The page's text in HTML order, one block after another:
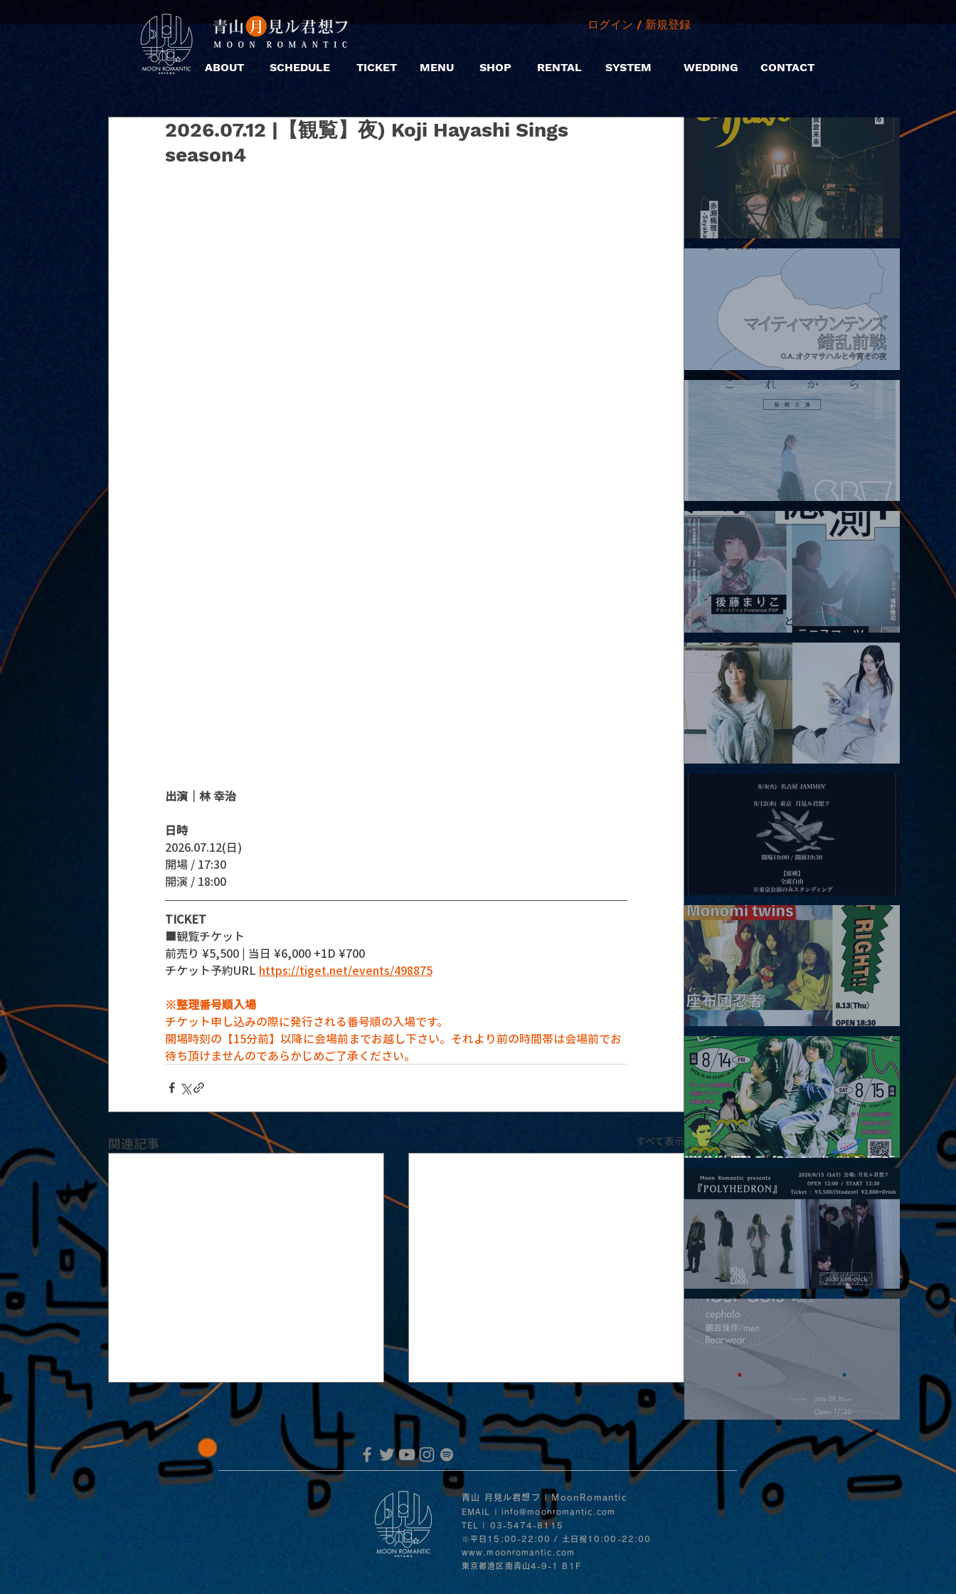
ABOUT SCHEDULE TICKET MENU SHOP
ログイン / 新規登録
RENTAL SYSTEM WEDDING CONTACT
2026.07.12 |【観覧】夜) Koji Hayashi Sings
season4
出演｜林 幸治
日時
2026.07.12(日)
開場 / 17:30
開演 / 18:00
TICKET
■観覧チケット
前売り ¥5,500 | 当日 ¥6,000 +1D ¥700
チケット予約URL https://tiget.net/events/498875
※整理番号順入場
チケット申し込みの際に発行される番号順の入場です。
開場時刻の【15分前】以降に会場前までお越し下さい。それより前の時間帯は会場前でお
待ち頂けませんのであらかじめご了承ください。
関連記事 すべて表示
MoonRomantic Channel1周年記念Live
2026.08.06 |【観覧】hamachiまつり2026２days-月見ル君想フ編
2026.08.07 |【観覧】マイティマウンテンズpresents. “HALL-IN-
2026.08.08 |【観覧】Oaiko pre.「これから」延期公演 Blurred
City Lights × 17歳とベルリンの壁
2026.08.10 |【観覧】「巷のmyストーリー/風の憶測1～後藤まりこ
アコースティックviolence POPとテニスコーツ」
2026.08.12 |【観覧】田澤孝介 ソロワンマン 「Ballad Box 2026」
2026.08.13 |【観覧】JUST RIGHT!! vol.26
2026.08.15 |【観覧】夜）『巷のmyストーリー/センター"訳"フラ
2026.08.15 |【観覧】昼）月見ルpre.『POLYHEDRON』
2026.08.16 |【観覧】夜）four dots vol.2
青山 月見ル君想フ | MoonRomantic
EMAIL |
info@moonromantic.com
TEL | 03-5474-8115
※平日15:00-22:00 / 土日祝10:00-22:00
www.moonromantic.com
​東京都港区南青山4-9-1 B1F